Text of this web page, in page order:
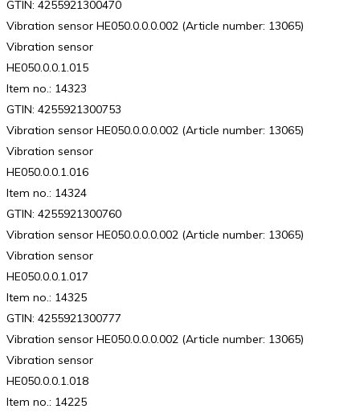
GTIN: 4255921300470
Vibration sensor HE050.0.0.0.002 (Article number: 13065)
Vibration sensor
HE050.0.0.1.015
Item no.: 14323
GTIN: 4255921300753
Vibration sensor HE050.0.0.0.002 (Article number: 13065)
Vibration sensor
HE050.0.0.1.016
Item no.: 14324
GTIN: 4255921300760
Vibration sensor HE050.0.0.0.002 (Article number: 13065)
Vibration sensor
HE050.0.0.1.017
Item no.: 14325
GTIN: 4255921300777
Vibration sensor HE050.0.0.0.002 (Article number: 13065)
Vibration sensor
HE050.0.0.1.018
Item no.: 14225